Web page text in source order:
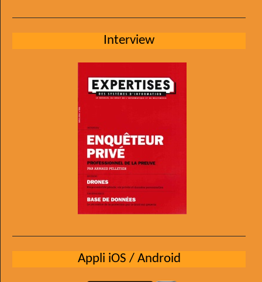
Interview
Appli iOS / Android